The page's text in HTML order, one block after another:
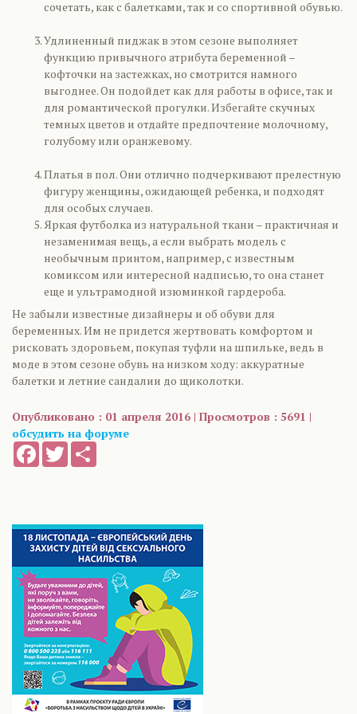
сочетать, как с балетками, так и со спортивной обувью.
Удлиненный пиджак в этом сезоне выполняет
функцию привычного атрибута беременной –
кофточки на застежках, но смотрится намного
выгоднее. Он подойдет как для работы в офисе, так и
для романтической прогулки. Избегайте скучных
темных цветов и отдайте предпочтение молочному,
голубому или оранжевому.
Платья в пол. Они отлично подчеркивают прелестную
фигуру женщины, ожидающей ребенка, и подходят
для особых случаев.
Яркая футболка из натуральной ткани – практичная и
незаменимая вещь, а если выбрать модель с
необычным принтом, например, с известным
комиксом или интересной надписью, то она станет
еще и ультрамодной изюминкой гардеробa.
Не забыли известные дизайнеры и об обуви для
беременных. Им не придется жертвовать комфортом и
рисковать здоровьем, покупая туфли на шпильке, ведь в
моде в этом сезоне обувь на низком ходу: аккуратные
балетки и летние сандалии до щиколотки.
Опубликовано : 01 апреля 2016 | Просмотров : 5691 |
обсудить на форуме
FacebookTwitter